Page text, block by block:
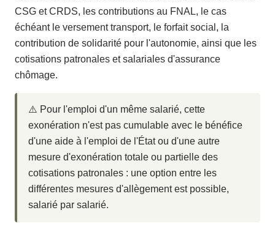
CSG et CRDS, les contributions au FNAL, le cas
échéant le versement transport, le forfait social, la
contribution de solidarité pour l'autonomie, ainsi que les
cotisations patronales et salariales d'assurance
chômage.
⚠️ Pour l'emploi d'un même salarié, cette
exonération n'est pas cumulable avec le bénéfice
d'une aide à l'emploi de l'État ou d'une autre
mesure d'exonération totale ou partielle des
cotisations patronales : une option entre les
différentes mesures d'allègement est possible,
salarié par salarié.